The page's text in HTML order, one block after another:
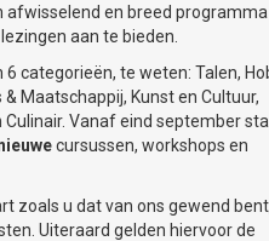
afwisselend en breed
aan te bieden.
6 categorieën, te weten: Talen,
Maatschappij, Kunst en Cultuur,
Vanaf eind september
cursussen, workshops en
zoals u dat van ons gewend
Uiteraard gelden hiervoor de